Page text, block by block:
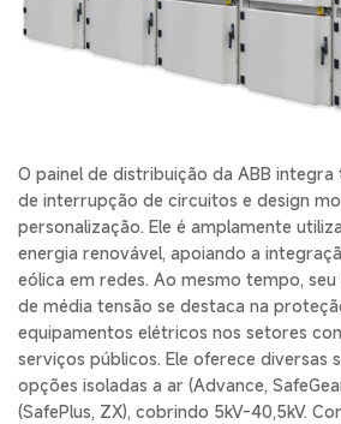
O painel de distribuição da ABB
de interrupção de circuitos e design
personalização. Ele é amplamente
energia renovável, apoiando a
eólica em redes. Ao mesmo tempo,
de média tensão se destaca na
equipamentos elétricos nos setores
serviços públicos. Ele oferece diversas
opções isoladas a ar (Advance,
(SafePlus, ZX), cobrindo 5kV-40,5kV.